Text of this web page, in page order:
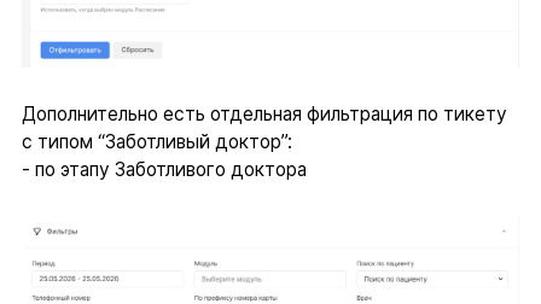
Дополнительно есть отдельная фильтрация по тикету
с типом “Заботливый доктор”:
- по этапу Заботливого доктора